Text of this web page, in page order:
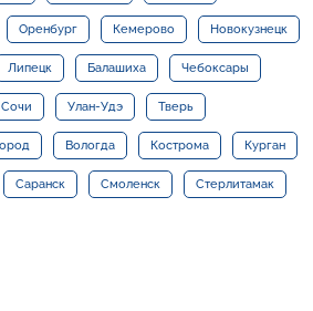
Оренбург Кемерово Новокузнецк
Липецк Балашиха Чебоксары
Сочи Улан-Удэ Тверь
Вологда Кострома Курган
Саранск Смоленск Стерлитамак